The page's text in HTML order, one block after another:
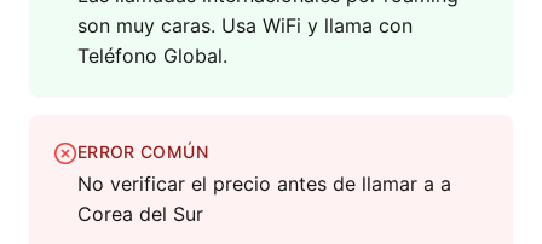
son muy caras. Usa WiFi y llama con
Teléfono Global.
ERROR COMÚN
No verificar el precio antes de llamar a a
Corea del Sur